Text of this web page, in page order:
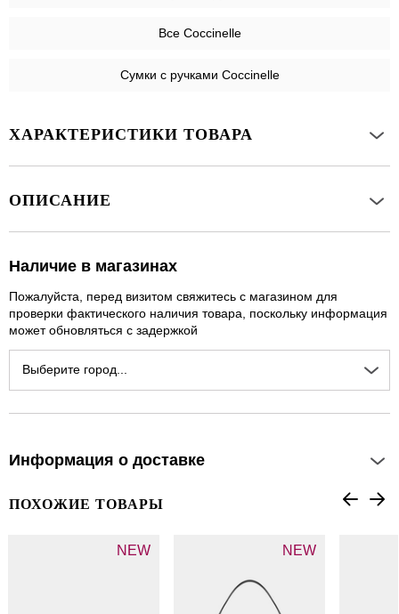
Все Coccinelle
Сумки с ручками Coccinelle
ХАРАКТЕРИСТИКИ ТОВАРА
ОПИСАНИЕ
Наличие в магазинах
Пожалуйста, перед визитом свяжитесь с магазином для
проверки фактического наличия товара, поскольку информация
может обновляться с задержкой
Выберите город...
Информация о доставке
ПОХОЖИЕ ТОВАРЫ
NEW NEW